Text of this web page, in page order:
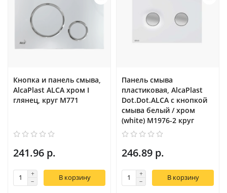
Кнопка и панель смыва,
AlcaPlast ALCA хром I
глянец, круг M771
241.96 р.
В корзину
Панель смыва
пластиковая, AlcaPlast
Dot.Dot.ALCA с кнопкой
смыва белый / хром
(white) M1976-2 круг
246.89 р.
В корзину